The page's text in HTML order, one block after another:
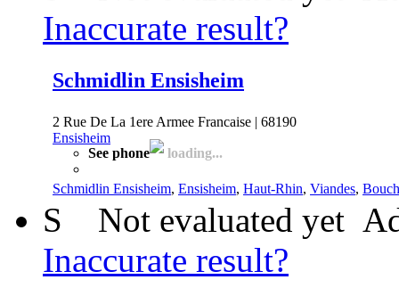
Inaccurate result?
Schmidlin Ensisheim
2 Rue De La 1ere Armee Francaise | 68190
Ensisheim
See phone
loading...
Schmidlin Ensisheim, Ensisheim, Haut-Rhin, Viandes,
S Not evaluated yet
Inaccurate result?